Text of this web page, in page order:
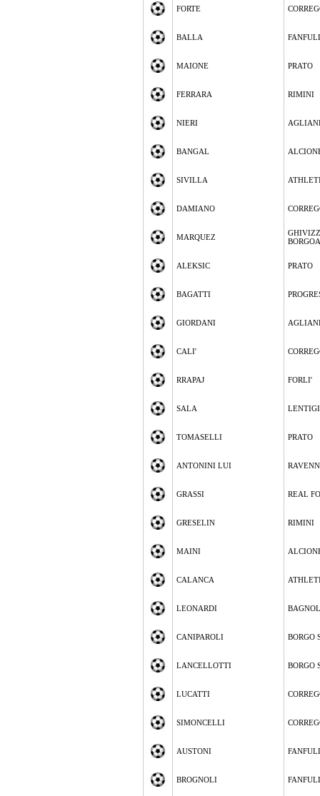
FORTE
BALLA
MAIONE PRATO
FERRARA RIMINI
NIERI
BANGAL
SIVILLA
DAMIANO
MARQUEZ
ALEKSIC PRATO
BAGATTI
GIORDANI
CALI'
RRAPAJ FORLI'
SALA
TOMASELLI PRATO
ANTONINI LUI
GRASSI REAL
GRESELIN RIMINI
MAINI
CALANCA
LEONARDI
CANIPAROLI BORGO
LANCELLOTTI BORGO
LUCATTI
SIMONCELLI
AUSTONI
BROGNOLI